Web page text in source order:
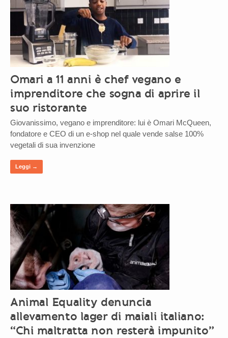
Omari a 11 anni è chef vegano e
imprenditore che sogna di aprire il
suo ristorante
Giovanissimo, vegano e imprenditore: lui è Omari McQueen,
fondatore e CEO di un e-shop nel quale vende salse 100%
vegetali di sua invenzione
Leggi →
Animal Equality denuncia
allevamento lager di maiali italiano:
“Chi maltratta non resterà impunito”